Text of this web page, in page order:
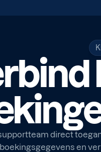
direct
boekingsgegevens en